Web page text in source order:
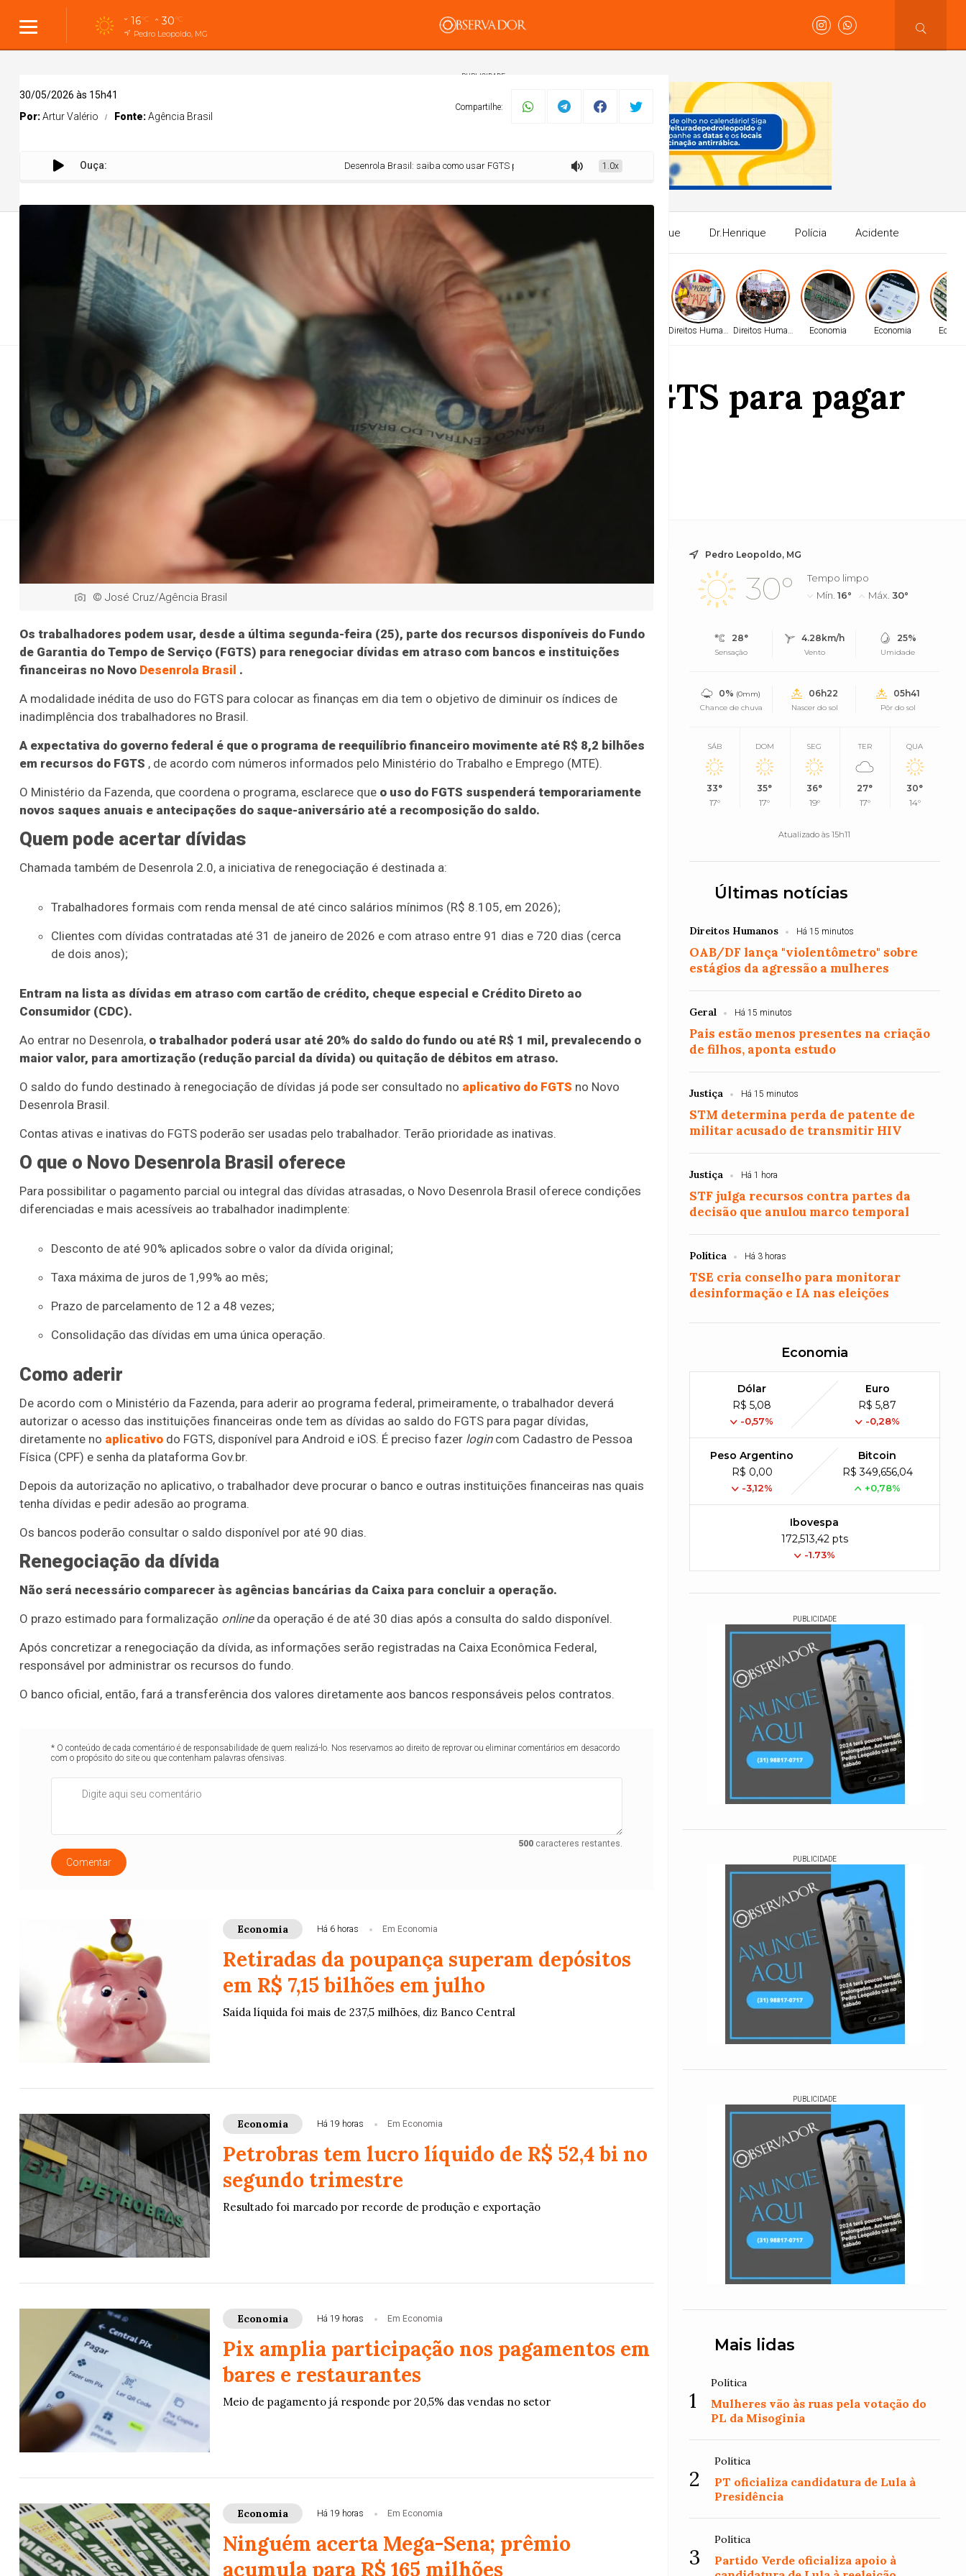
16°C 30°C
Pedro Leopoldo, MG
PUBLICIDADE
Cidades Cidades Entretenimento Economia Dr.Henrique Dr.Henrique Polícia Acidente
Justiça Justiça Saúde Educação Justiça Justiça Direitos HumanosDireitos Humanos Economia Economia
Desenrola Brasil: saiba como usar FGTS para pagar
dívidas em atraso
Saldo destinado à renegociação pode ser consultado no aplicativo
30/05/2026 às 15h41
Por:Artur Valério Fonte:Agência Brasil
Compartilhe:
Ouça: Desenrola Brasil: saiba como usar FGTS para pagar dívidas em atraso1.0x
© José Cruz/Agência Brasil
Os trabalhadores podem usar, desde a última segunda-feira (25), parte dos recursos disponíveis do Fundo
de Garantia do Tempo de Serviço (FGTS) para renegociar dívidas em atraso com bancos e instituições
financeiras no Novo Desenrola Brasil .
A modalidade inédita de uso do FGTS para colocar as finanças em dia tem o objetivo de diminuir os índices de
inadimplência dos trabalhadores no Brasil.
A expectativa do governo federal é que o programa de reequilíbrio financeiro movimente até R$ 8,2 bilhões
em recursos do FGTS , de acordo com números informados pelo Ministério do Trabalho e Emprego (MTE).
O Ministério da Fazenda, que coordena o programa, esclarece que o uso do FGTS suspenderá temporariamente
novos saques anuais e antecipações do saque-aniversário até a recomposição do saldo.
Quem pode acertar dívidas
Chamada também de Desenrola 2.0, a iniciativa de renegociação é destinada a:
Trabalhadores formais com renda mensal de até cinco salários mínimos (R$ 8.105, em 2026);
Clientes com dívidas contratadas até 31 de janeiro de 2026 e com atraso entre 91 dias e 720 dias (cerca
de dois anos);
Entram na lista as dívidas em atraso com cartão de crédito, cheque especial e Crédito Direto ao
Consumidor (CDC).
Ao entrar no Desenrola, o trabalhador poderá usar até 20% do saldo do fundo ou até R$ 1 mil, prevalecendo o
maior valor, para amortização (redução parcial da dívida) ou quitação de débitos em atraso.
O saldo do fundo destinado à renegociação de dívidas já pode ser consultado no aplicativo do FGTS no Novo
Desenrola Brasil.
Contas ativas e inativas do FGTS poderão ser usadas pelo trabalhador. Terão prioridade as inativas.
O que o Novo Desenrola Brasil oferece
Para possibilitar o pagamento parcial ou integral das dívidas atrasadas, o Novo Desenrola Brasil oferece condições
diferenciadas e mais acessíveis ao trabalhador inadimplente:
Desconto de até 90% aplicados sobre o valor da dívida original;
Taxa máxima de juros de 1,99% ao mês;
Prazo de parcelamento de 12 a 48 vezes;
Consolidação das dívidas em uma única operação.
Como aderir
De acordo com o Ministério da Fazenda, para aderir ao programa federal, primeiramente, o trabalhador deverá
autorizar o acesso das instituições financeiras onde tem as dívidas ao saldo do FGTS para pagar dívidas,
diretamente no aplicativo do FGTS, disponível para Android e iOS. É preciso fazer logincom Cadastro de Pessoa
Física (CPF) e senha da plataforma Gov.br.
Depois da autorização no aplicativo, o trabalhador deve procurar o banco e outras instituições financeiras nas quais
tenha dívidas e pedir adesão ao programa.
Os bancos poderão consultar o saldo disponível por até 90 dias.
Renegociação da dívida
Não será necessário comparecer às agências bancárias da Caixa para concluir a operação.
O prazo estimado para formalização onlineda operação é de até 30 dias após a consulta do saldo disponível.
Após concretizar a renegociação da dívida, as informações serão registradas na Caixa Econômica Federal,
responsável por administrar os recursos do fundo.
O banco oficial, então, fará a transferência dos valores diretamente aos bancos responsáveis pelos contratos.
* O conteúdo de cada comentário é de responsabilidade de quem realizá-lo. Nos reservamos ao direito de reprovar ou eliminar comentários em desacordo
com o propósito do site ou que contenham palavras ofensivas.
500caracteres restantes.
Comentar
Economia Há 6 horas Em Economia
Retiradas da poupança superam depósitos
em R$ 7,15 bilhões em julho
Saída líquida foi mais de 237,5 milhões, diz Banco Central
Economia Há 19 horas Em Economia
Petrobras tem lucro líquido de R$ 52,4 bi no
segundo trimestre
Resultado foi marcado por recorde de produção e exportação
Economia Há 19 horas Em Economia
Pix amplia participação nos pagamentos em
bares e restaurantes
Meio de pagamento já responde por 20,5% das vendas no setor
Economia Há 19 horas Em Economia
Ninguém acerta Mega-Sena; prêmio
acumula para R$ 165 milhões
Pedro Leopoldo, MG
30°
Tempo limpo
Mín.16° Máx.30°
28°
Sensação
4.28km/h
Vento
25%
Umidade
0% (0mm)
Chance de chuva
06h22
Nascer do sol
05h41
Pôr do sol
SÁB
33°
17°
DOM
35°
17°
SEG
36°
19°
TER
27°
17°
QUA
30°
14°
Atualizado às 15h11
Últimas notícias
Direitos Humanos Há 15 minutos
OAB/DF lança "violentômetro" sobre
estágios da agressão a mulheres
Geral Há 15 minutos
Pais estão menos presentes na criação
de filhos, aponta estudo
Justiça Há 15 minutos
STM determina perda de patente de
militar acusado de transmitir HIV
Justiça Há 1 hora
STF julga recursos contra partes da
decisão que anulou marco temporal
Política Há 3 horas
TSE cria conselho para monitorar
desinformação e IA nas eleições
Economia
Dólar
R$ 5,08
-0,57%
Euro
R$ 5,87
-0,28%
Peso Argentino
R$ 0,00
-3,12%
Bitcoin
R$ 349,656,04
+0,78%
Ibovespa
172,513,42 pts
-1.73%
PUBLICIDADE
PUBLICIDADE
PUBLICIDADE
Mais lidas
1
Política
Mulheres vão às ruas pela votação do
PL da Misoginia
2
Política
PT oficializa candidatura de Lula à
Presidência
3
Política
Partido Verde oficializa apoio à